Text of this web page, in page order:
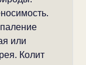
или
Колит